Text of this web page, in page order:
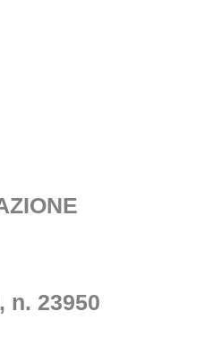
n. 23950